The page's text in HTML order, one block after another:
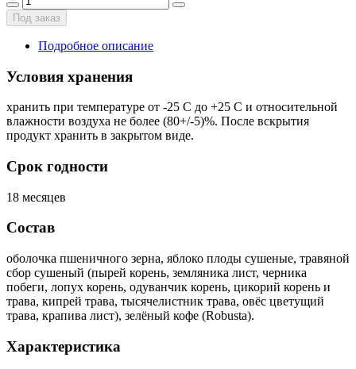
Под заказ
Подробное описание
Условия хранения
хранить при температуре от -25 С до +25 С и относительной
влажности воздуха не более (80+/-5)%. После вскрытия
продукт хранить в закрытом виде.
Срок годности
18 месяцев
Состав
оболочка пшеничного зерна, яблоко плоды сушеные, травяной
сбор сушеный (пырей корень, земляника лист, черника
побеги, лопух корень, одуванчик корень, цикорий корень и
трава, кипрей трава, тысячелистник трава, овёс цветущий
трава, крапива лист), зелёный кофе (Robusta).
Характеристика